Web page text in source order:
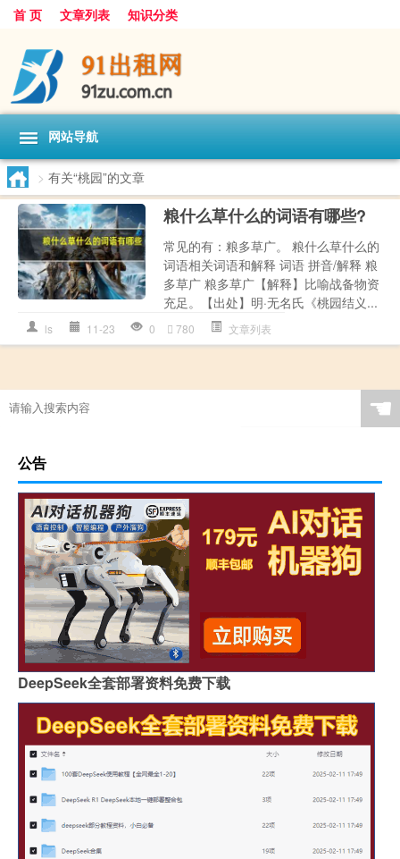
首 页 文章列表 知识分类
网站导航
> 有关“桃园”的文章
粮什么草什么的词语有哪些?
常见的有：粮多草广。 粮什么草什么的
词语相关词语和解释 词语 拼音/解释 粮
多草广 粮多草广【解释】比喻战备物资
充足。【出处】明·无名氏《桃园结义...
ls 11-23 0 780 文章列表
☚
公告
DeepSeek全套部署资料免费下载